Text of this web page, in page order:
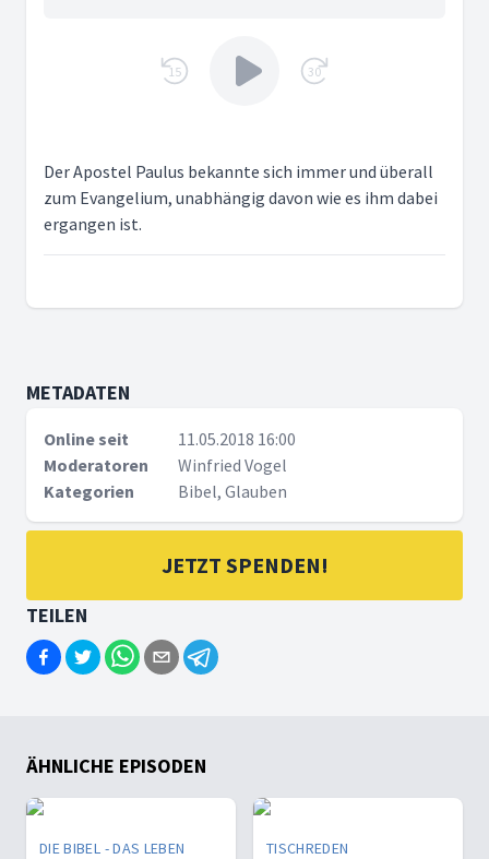
15 30
Der Apostel Paulus bekannte sich immer und überall
zum Evangelium, unabhängig davon wie es ihm dabei
ergangen ist.
METADATEN
Online seit
11.05.2018 16:00
Moderatoren
Winfried Vogel
Kategorien
Bibel, Glauben
JETZT SPENDEN!
TEILEN
ÄHNLICHE EPISODEN
DIE BIBEL - DAS LEBEN TISCHREDEN